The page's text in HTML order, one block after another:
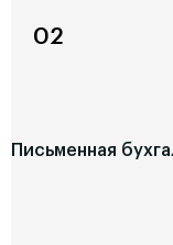
02
Письменная